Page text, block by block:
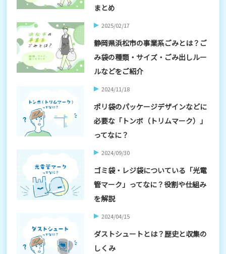
まとめ
2025/02/17
静岡県浜松市の事業系ごみとは？ご
み袋の種類・サイズ・ごみ出しルー
ルなどをご紹介
2024/11/18
ポリ袋のパッケージデザインなどに
必要な「トンボ（トリムマーク）」
ってなに？
2024/09/30
ゴミ袋・レジ袋についている「光電
管マーク」ってなに？役割や仕組み
を解説
2024/04/15
ダストシュートとは？歴史と収集の
しくみ